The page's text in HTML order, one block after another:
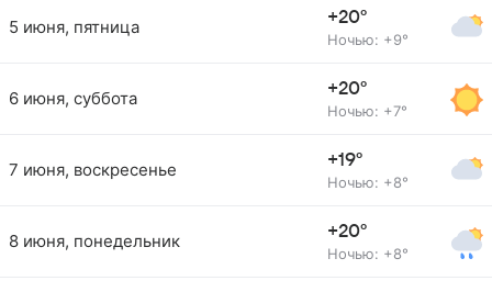
5 июня, пятница +20°
Ночью: +9°
6 июня, суббота +20°
Ночью: +7°
7 июня, воскресенье +19°
Ночью: +8°
8 июня, понедельник +20°
Ночью: +8°